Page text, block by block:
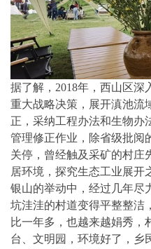
据了解，2018年，西山区深
重大战略决策，展开滇池流
正，采纳工程办法和生物办
管理修正作业，除省级批阅
关停，曾经触及采矿的村庄
居环境，探究生态工业展开
银山的举动中，经过几年尽
坑洼洼的村道变得平整整洁
比一年多，也越来越娟秀，
台、文明园，环境好了，乡